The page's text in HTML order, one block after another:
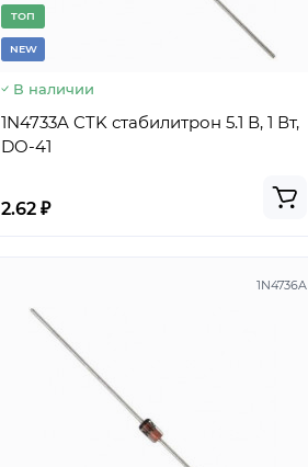
TОП
NEW
В наличии
1N4733A CTK стабилитрон 5.1 В, 1 Вт,
DO-41
2.62 ₽
1N4736A